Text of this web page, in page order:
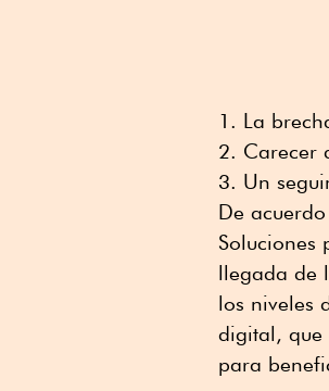
La
Carecer
Un
De
Soluciones
llegada de
los niveles
digital, que
para